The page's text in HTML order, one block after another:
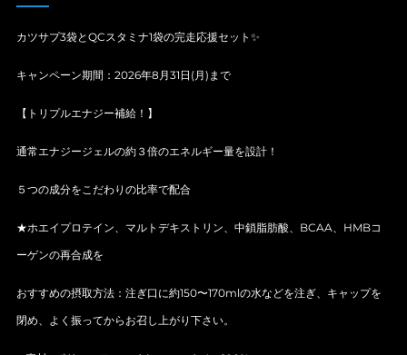
カツサプ3袋とQCスタミナ1袋の完走応援セット✨
キャンペーン期間：2026年8月31日(月)まで
【トリプルエナジー補給！】
通常エナジージェルの約３倍のエネルギー量を設計！
５つの成分をこだわりの比率で配合
★ホエイプロテイン、マルトデキストリン、中鎖脂肪酸、BCAA、HMBコ
ーゲンの再合成を
おすすめの摂取方法：注ぎ口に約150〜170mlの水などを注ぎ、キャップを
閉め、よく振ってからお召し上がり下さい。